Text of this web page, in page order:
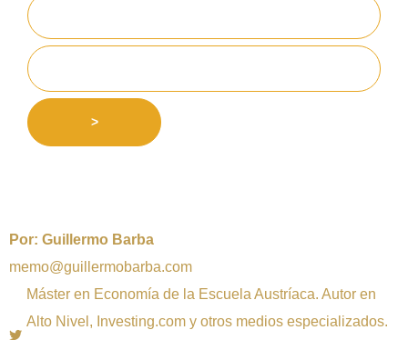
>
Por: Guillermo Barba
memo@guillermobarba.com
Máster en Economía de la Escuela Austríaca. Autor en
Alto Nivel, Investing.com y otros medios especializados.